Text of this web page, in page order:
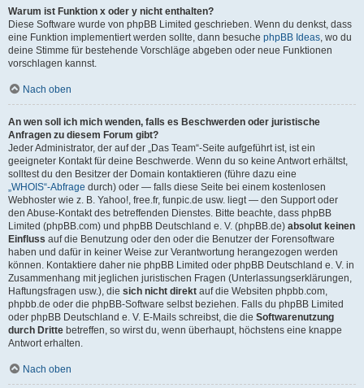
Warum ist Funktion x oder y nicht enthalten?
Diese Software wurde von phpBB Limited geschrieben. Wenn du denkst, dass
eine Funktion implementiert werden sollte, dann besuche phpBB Ideas , wo du
deine Stimme für bestehende Vorschläge abgeben oder neue Funktionen
vorschlagen kannst.
Nach oben
An wen soll ich mich wenden, falls es Beschwerden oder juristische
Anfragen zu diesem Forum gibt?
Jeder Administrator, der auf der „Das Team“-Seite aufgeführt ist, ist ein
geeigneter Kontakt für deine Beschwerde. Wenn du so keine Antwort erhältst,
solltest du den Besitzer der Domain kontaktieren (führe dazu eine
„WHOIS“-Abfrage durch) oder — falls diese Seite bei einem kostenlosen
Webhoster wie z. B. Yahoo!, free.fr, funpic.de usw. liegt — den Support oder
den Abuse-Kontakt des betreffenden Dienstes. Bitte beachte, dass phpBB
Limited (phpBB.com) und phpBB Deutschland e. V. (phpBB.de) absolut keinen
Einfluss auf die Benutzung oder den oder die Benutzer der Forensoftware
haben und dafür in keiner Weise zur Verantwortung herangezogen werden
können. Kontaktiere daher nie phpBB Limited oder phpBB Deutschland e. V. in
Zusammenhang mit jeglichen juristischen Fragen (Unterlassungserklärungen,
Haftungsfragen usw.), die sich nicht direkt auf die Websiten phpbb.com,
phpbb.de oder die phpBB-Software selbst beziehen. Falls du phpBB Limited
oder phpBB Deutschland e. V. E-Mails schreibst, die die Softwarenutzung
durch Dritte betreffen, so wirst du, wenn überhaupt, höchstens eine knappe
Antwort erhalten.
Nach oben